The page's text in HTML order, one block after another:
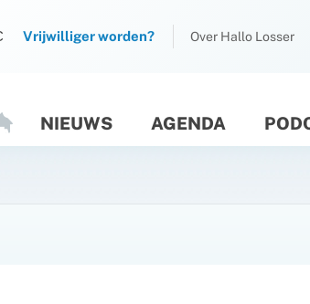
Vrijwilliger worden? Over Hallo Losser
O
M
NIEUWS AGENDA